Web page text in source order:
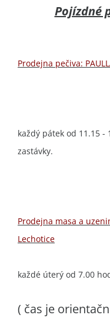
Pojízdné
Prodejna pečiva:
každý pátek od 11.15
zastávky.
Prodejna masa a
Lechotice
každé úterý od 7.00
( čas je